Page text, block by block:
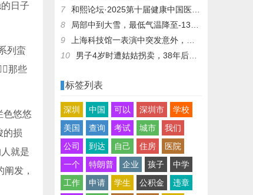
日子
列蛮
那些
色悠悠
的损
就是
发，
7
和熙论坛·2025第十届健康中国医药连锁发展论坛在泰州举办
8
局部中到大雪，最低气温降至-13℃，济南今冬的第一场雪，或跟去年同一时间！
9
上海科技馆一表演中突发意外，机器人从高处坠落摔毁
10
男子4岁时遭姑姑拐卖，38年后终回家认亲！聋哑父母苦寻多年，母亲已抱憾离世丨红星寻人
标签列表
深圳 中国 可以 深圳市
学校
美国
查询 考试 城市
我们
公司
到达 自己 住房
医院
一个
特朗普 企业 孩子
中学
工作
申请 学生 公积金
违章